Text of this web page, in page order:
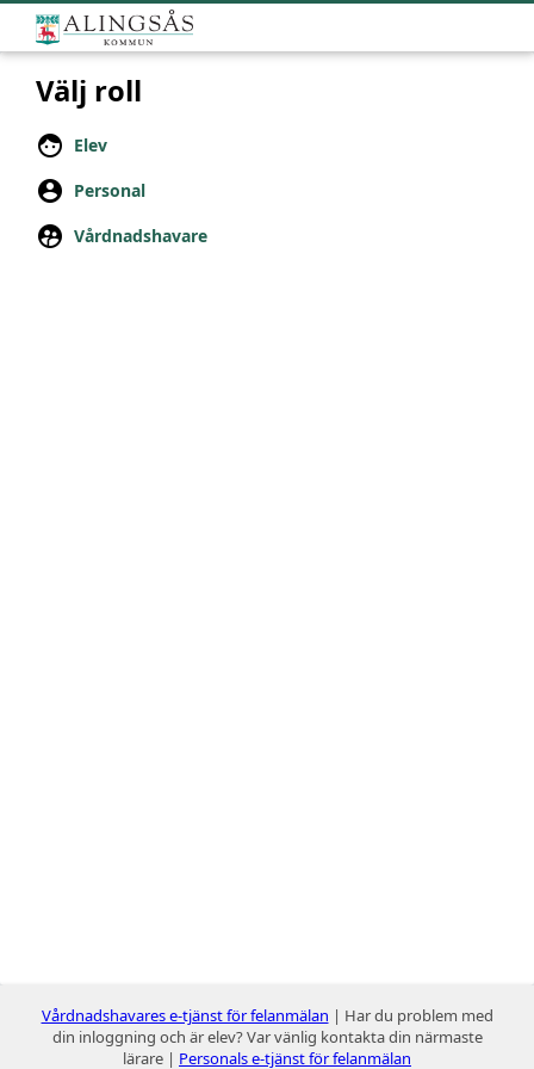
Välj roll
Elev
Personal
Vårdnadshavare
Vårdnadshavares e-tjänst för felanmälan | Har du problem med
din inloggning och är elev? Var vänlig kontakta din närmaste
lärare | Personals e-tjänst för felanmälan